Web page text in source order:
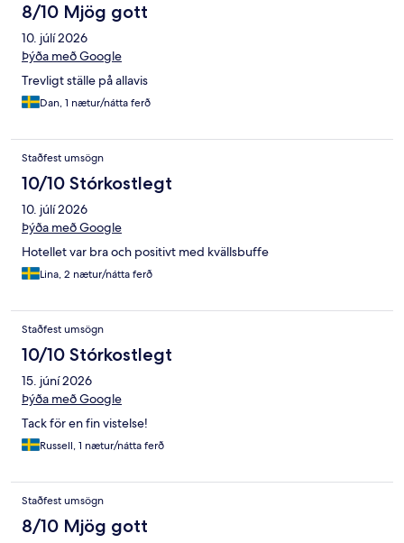
8/10 Mjög gott
10. júlí 2026
Þýða með Google
Trevligt ställe på allavis
Dan, 1 nætur/nátta ferð
Staðfest umsögn
10/10 Stórkostlegt
10. júlí 2026
Þýða með Google
Hotellet var bra och positivt med kvällsbuffe
Lina, 2 nætur/nátta ferð
Staðfest umsögn
10/10 Stórkostlegt
15. júní 2026
Þýða með Google
Tack för en fin vistelse!
Russell, 1 nætur/nátta ferð
Staðfest umsögn
8/10 Mjög gott